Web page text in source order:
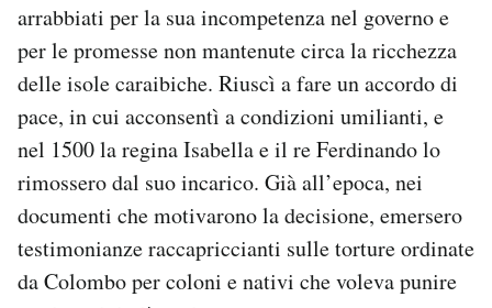
arrabbiati per la sua incompetenza nel governo e
per le promesse non mantenute circa la ricchezza
delle isole caraibiche. Riuscì a fare un accordo di
pace, in cui acconsentì a condizioni umilianti, e
nel 1500 la regina Isabella e il re Ferdinando lo
rimossero dal suo incarico. Già all’epoca, nei
documenti che motivarono la decisione, emersero
testimonianze raccapriccianti sulle torture ordinate
da Colombo per coloni e nativi che voleva punire